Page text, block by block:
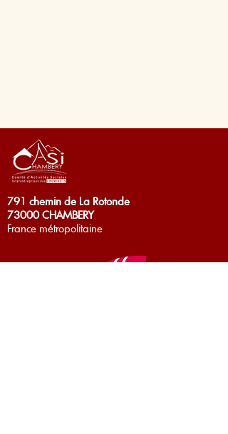
791 chemin de La Rotonde
73000 CHAMBERY
France métropolitaine